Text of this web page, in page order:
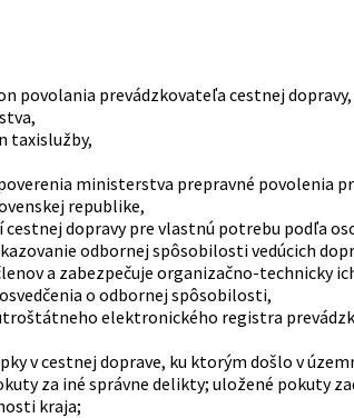
povolania prevádzkovateľa cestnej dopravy,
taxislužby,
ministerstva prepravné povolenia
republike,
cestnej dopravy pre vlastnú potrebu podľa
odbornej spôsobilosti vedúcich
a zabezpečuje organizačno-technicky
o odbornej spôsobilosti,
elektronického registra
v cestnej doprave, ku ktorým došlo v
za iné správne delikty; uložené pokuty
kraja;